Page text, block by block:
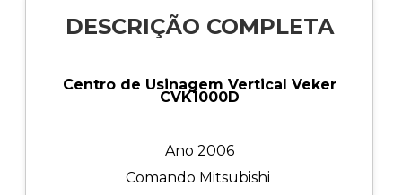
DESCRIÇÃO COMPLETA
Centro de Usinagem Vertical Veker
CVK1000D
Ano 2006
Comando Mitsubishi